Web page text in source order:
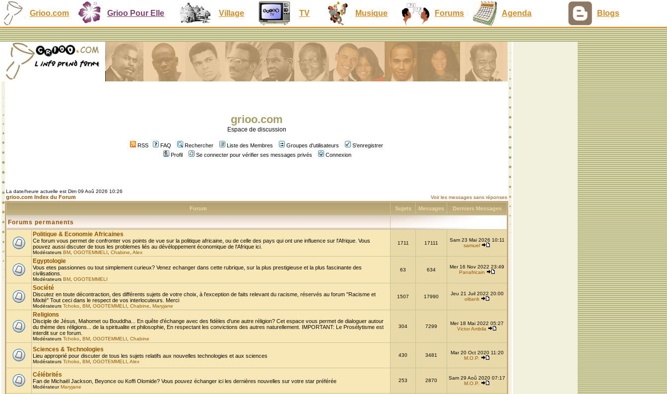
Grioo.com Grioo Pour Elle Village TV Musique Forums Agenda Blogs
grioo.com
Espace de discussion
RSS FAQ Rechercher Liste des Membres Groupes d'utilisateurs
S'enregistrer
Profil
Se connecter pour vérifier ses messages privés Connexion
La date/heure actuelle est Dim 09 Aoû 2026 10:26
grioo.com Index du Forum Voir les messages sans réponses
Forum Sujets Messages Derniers Messages
Forums permanents
Politique & Economie Africaines
Ce forum vous permet de confronter vos points de vue sur la politique africaine, ou de celle des pays qui ont une influence sur l'Afrique. Vous
pouvez aussi discuter de tous les problemes liés au dévéloppement économique de l'Afrique ici.
Modérateurs BM OGOTEMMELI Chabine Alex
1711 17111
Sam 23 Mai 2026 10:11
samuel
Egyptologie
Vous etes passionnes ou tout simplement curieux? Venez echanger dans cette rubrique, sur la plus prestigieuse et la plus fascinante des
civilisations.
Modérateurs BM OGOTEMMELI
63 634
Mer 16 Nov 2022 23:49
Panafricain
Société
Discutez en toute décontraction, des différents sujets de votre choix, à l'exception de faits relevant du racisme, réservés au forum "Racisme et
Mixité" Tout ceci dans le respect de vos interlocuteurs. Merci
Modérateurs Tchoko BM OGOTEMMELI Chabine Maryjane
1507 17990
Jeu 21 Juil 2022 20:00
olitank
Religions
Disciple de Jésus, Mahomet ou Bouddha... En quête d'échange avec des fidèles d'une autre réligion? Cet espace vous permet de dialoguer autour
du thème des réligions... de la spiritualite et philosophie, En respectant les convictions des autres naturellement. IMPORTANT: Le Prosélytisme est
interdit sur ce forum.
Modérateurs Tchoko BM OGOTEMMELI Chabine
304 7299
Mer 18 Mai 2022 05:27
Victor Ambila
Sciences & Technologies
Lieu approprié pour discuter de tous les sujets relatifs aux nouvelles technologies et aux sciences
Modérateurs Tchoko BM OGOTEMMELI Alex
430 3481
Mar 20 Oct 2020 11:20
M.O.P.
Célébrités
Fan de Michaël Jackson, Beyonce ou Koffi Olomide? Vous pouvez échanger ici les dernières nouvelles sur votre star préférée
ModérateurMaryjane
253 2870
Sam 29 Aoû 2020 07:17
M.O.P.